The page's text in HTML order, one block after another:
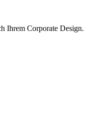
Ihrem Corporate Design.